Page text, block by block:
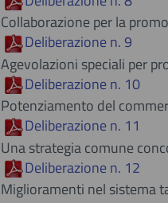
Collaborazione per la
Deliberazione n. 9
Agevolazioni speciali per
Deliberazione n. 10
Potenziamento del
Deliberazione n. 11
Una strategia comune
Deliberazione n. 12
Miglioramenti nel sistema